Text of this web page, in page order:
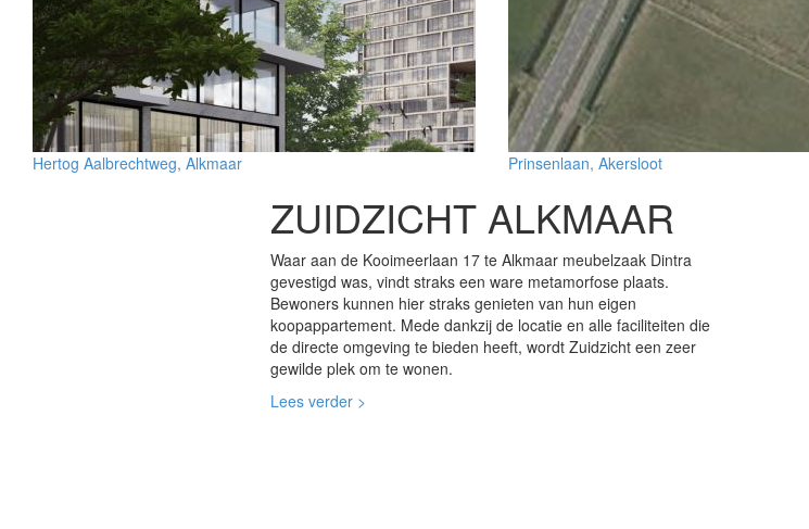
Hertog Aalbrechtweg, Alkmaar Prinsenlaan, Akersloot
ZUIDZICHT ALKMAAR
Waar aan de Kooimeerlaan 17 te Alkmaar meubelzaak Dintra
gevestigd was, vindt straks een ware metamorfose plaats.
Bewoners kunnen hier straks genieten van hun eigen
koopappartement. Mede dankzij de locatie en alle faciliteiten die
de directe omgeving te bieden heeft, wordt Zuidzicht een zeer
gewilde plek om te wonen.
Lees verder >